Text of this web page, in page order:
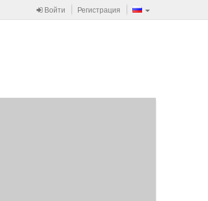
Войти Регистрация